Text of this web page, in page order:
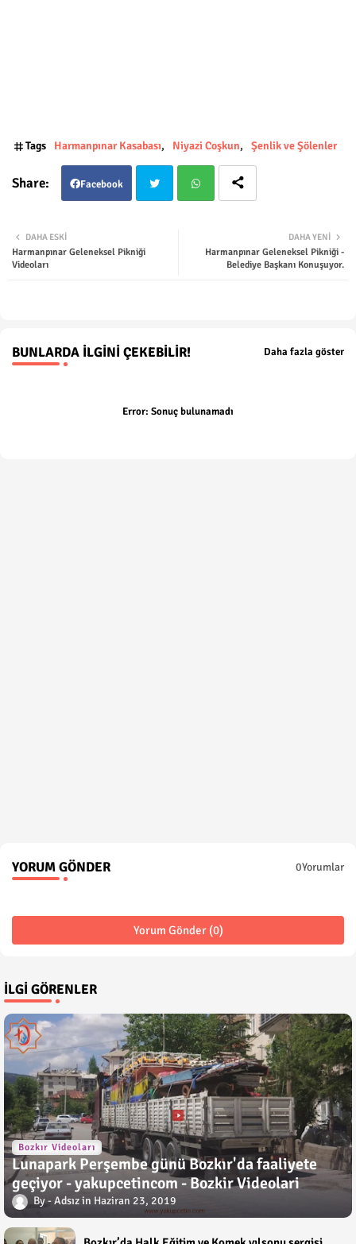
Tags Harmanpınar Kasabası Niyazi Coşkun Şenlik ve Şölenler
Facebook
DAHA YENI
Harmanpınar Geleneksel Pikniği -
Belediye Başkanı Konuşuyor.
DAHA ESKI
Harmanpınar Geleneksel Pikniği
Videoları
BUNLARDA İLGINI ÇEKEBILIR! Daha fazla göster
Error: Sonuç bulunamadı
YORUM GÖNDER 0Yorumlar
Yorum Gönder (0)
İLGI GÖRENLER
Bozkır Videoları
Lunapark Perşembe günü Bozkır'da faaliyete
geçiyor - yakupcetincom - Bozkir Videolari
Adsız Haziran 23, 2019